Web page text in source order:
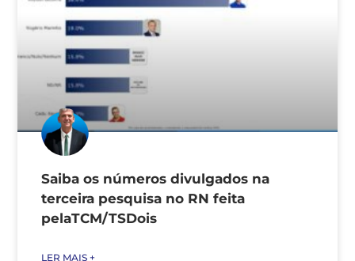
Saiba os números divulgados na
terceira pesquisa no RN feita
pelaTCM/TSDois
LER MAIS +